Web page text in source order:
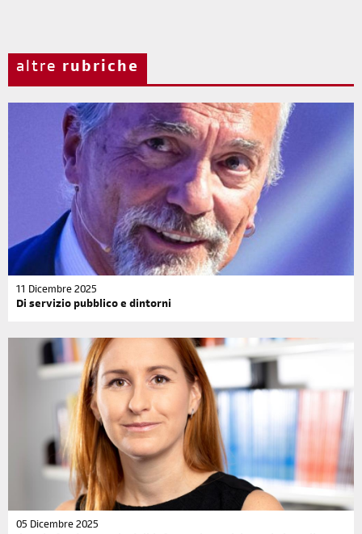
altre rubriche
11 Dicembre 2025
Di servizio pubblico e dintorni
05 Dicembre 2025